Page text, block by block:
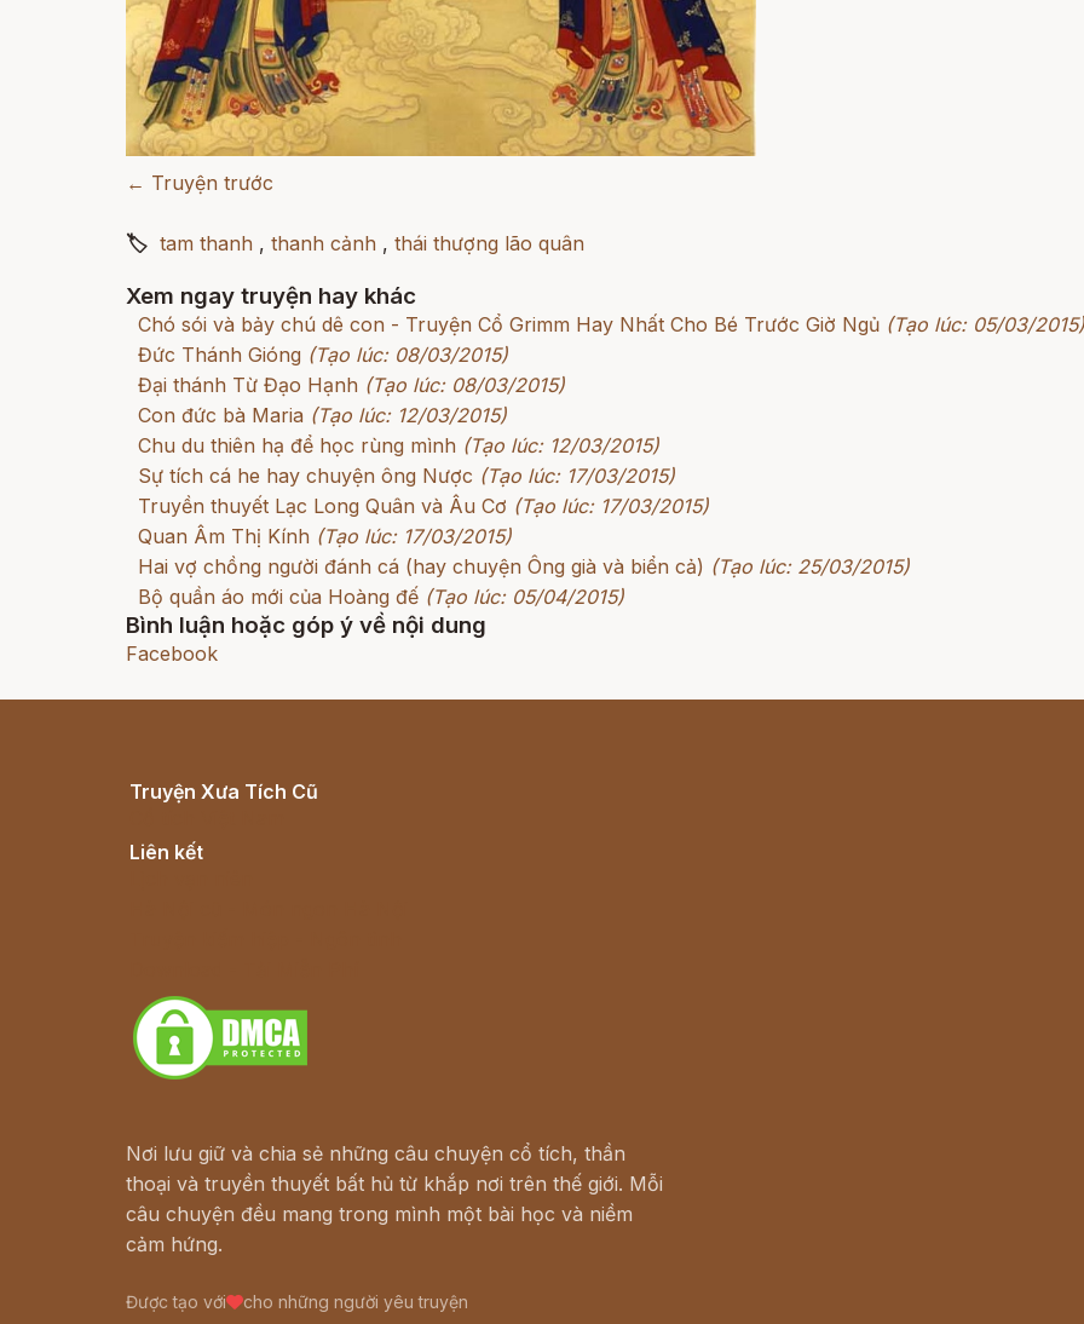
← Truyện trước
🏷 tam thanh , thanh cảnh , thái thượng lão quân
Xem ngay truyện hay khác
Chó sói và bảy chú dê con - Truyện Cổ Grimm Hay Nhất Cho Bé Trước Giờ Ngủ (Tạo lúc: 05/03/2015)
Đức Thánh Gióng (Tạo lúc: 08/03/2015)
Đại thánh Từ Đạo Hạnh (Tạo lúc: 08/03/2015)
Con đức bà Maria (Tạo lúc: 12/03/2015)
Chu du thiên hạ để học rùng mình (Tạo lúc: 12/03/2015)
Sự tích cá he hay chuyện ông Nược (Tạo lúc: 17/03/2015)
Truyền thuyết Lạc Long Quân và Âu Cơ (Tạo lúc: 17/03/2015)
Quan Âm Thị Kính (Tạo lúc: 17/03/2015)
Hai vợ chồng người đánh cá (hay chuyện Ông già và biển cả) (Tạo lúc: 25/03/2015)
Bộ quần áo mới của Hoàng đế (Tạo lúc: 05/04/2015)
Bình luận hoặc góp ý về nội dung
Facebook
Truyện Xưa Tích Cũ
Liên kết
Nơi lưu giữ và chia sẻ những câu chuyện cổ tích, thần
thoại và truyền thuyết bất hủ từ khắp nơi trên thế giới. Mỗi
câu chuyện đều mang trong mình một bài học và niềm
cảm hứng.
Được tạo với cho những người yêu truyện